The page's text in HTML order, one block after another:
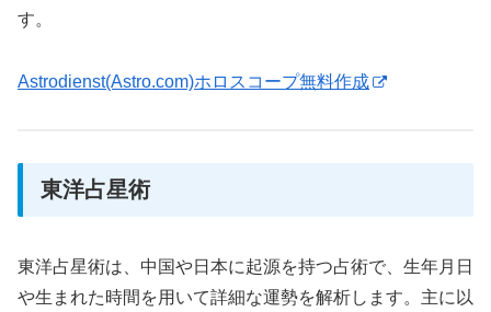
す。
Astrodienst(Astro.com)ホロスコープ無料作成
東洋占星術
東洋占星術は、中国や日本に起源を持つ占術で、生年月日
や生まれた時間を用いて詳細な運勢を解析します。主に以